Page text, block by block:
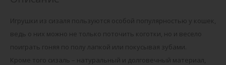
Игрушки из сизаля пользуются особой популярностью у кошек,
ведь о них можно не только поточить коготки, но и весело
поиграть гоняя по полу лапкой или покусывая зубами.
Кроме того сизаль – натуральный и долговечный материал,